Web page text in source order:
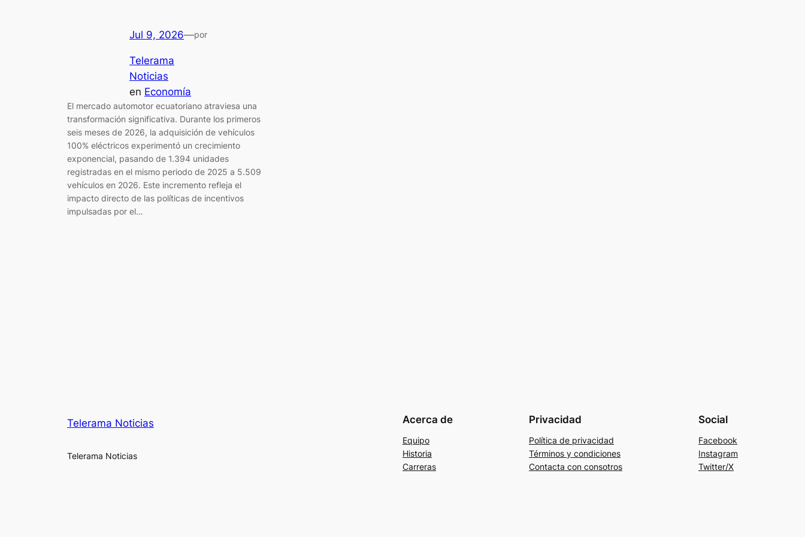
Jul 9, 2026—por
Telerama
Noticias
en Economía
El mercado automotor ecuatoriano atraviesa una
transformación significativa. Durante los primeros
seis meses de 2026, la adquisición de vehículos
100% eléctricos experimentó un crecimiento
exponencial, pasando de 1.394 unidades
registradas en el mismo periodo de 2025 a 5.509
vehículos en 2026. Este incremento refleja el
impacto directo de las políticas de incentivos
impulsadas por el…
Telerama Noticias
Telerama Noticias
Acerca de
Equipo
Historia
Carreras
Privacidad
Política de privacidad
Términos y condiciones
Contacta con consotros
Social
Facebook
Instagram
Twitter/X